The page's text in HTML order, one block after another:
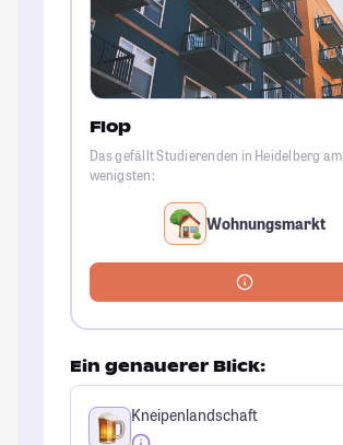
Flop
Das gefällt Studierenden in Heidelberg am
wenigsten:
Wohnungsmarkt
Ein genauerer Blick:
Kneipenlandschaft